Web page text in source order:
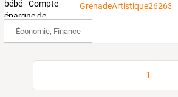
GrenadeArtistique2626391
Économie, Finance & Droit
1